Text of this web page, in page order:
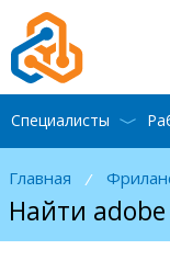
Главная /
Найти
Специалисты